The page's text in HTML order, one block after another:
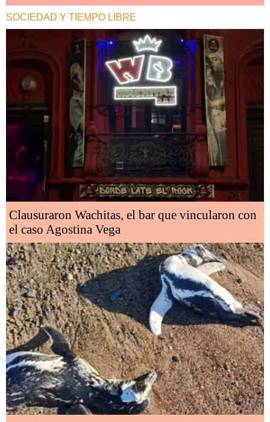
SOCIEDAD Y TIEMPO LIBRE
Clausuraron Wachitas, el bar que vincularon con
el caso Agostina Vega